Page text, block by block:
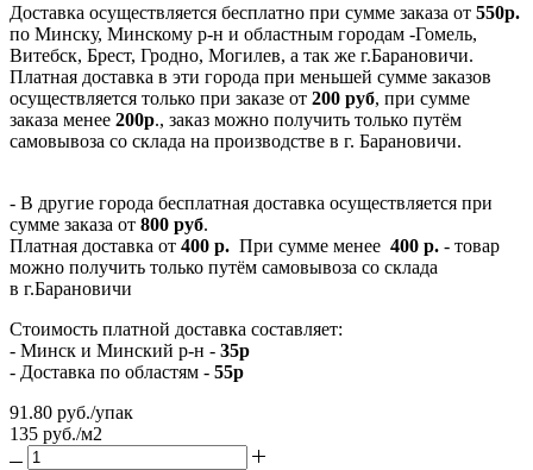
Доставка осуществляется бесплатно при сумме заказа от 550р.
по Минску, Минскому р-н и областным городам -Гомель,
Витебск, Брест, Гродно, Могилев, а так же г.Барановичи.
Платная доставка в эти города при меньшей сумме заказов
осуществляется только при заказе от 200 руб, при сумме
заказа менее 200р., заказ можно получить только путём
самовывоза со склада на производстве в г. Барановичи.
- В другие города бесплатная доставка осуществляется при
сумме заказа от 800 руб.
Платная доставка от 400 р. При сумме менее 400 р. - товар
можно получить только путём самовывоза со склада
в г.Барановичи
Стоимость платной доставка составляет:
- Минск и Минский р-н - 35р
- Доставка по областям - 55р
91.80 руб./упак
135 руб./м2